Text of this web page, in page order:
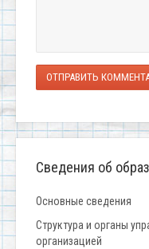
ОТПРАВИТЬ
Сведения об
Основные сведения
Структура и органы
организацией